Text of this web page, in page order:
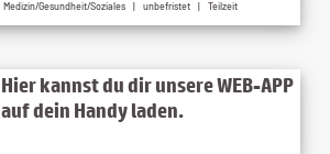
Medizin/Gesundheit/Soziales | unbefristet | Teilzeit
Hier kannst du dir unsere WEB-APP
auf dein Handy laden.